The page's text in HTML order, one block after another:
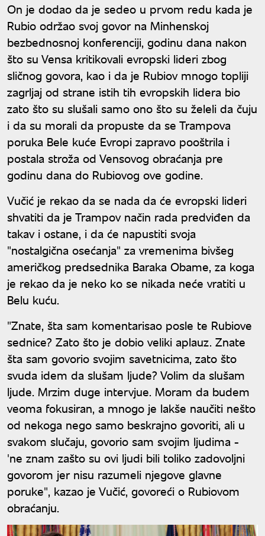
On je dodao da je sedeo u prvom redu kada je
Rubio održao svoj govor na Minhenskoj
bezbednosnoj konferenciji, godinu dana nakon
što su Vensa kritikovali evropski lideri zbog
sličnog govora, kao i da je Rubiov mnogo topliji
zagrljaj od strane istih tih evropskih lidera bio
zato što su slušali samo ono što su želeli da čuju
i da su morali da propuste da se Trampova
poruka Bele kuće Evropi zapravo pooštrila i
postala stroža od Vensovog obraćanja pre
godinu dana do Rubiovog ove godine.
Vučić je rekao da se nada da će evropski lideri
shvatiti da je Trampov način rada predviđen da
takav i ostane, i da će napustiti svoja
"nostalgična osećanja" za vremenima bivšeg
američkog predsednika Baraka Obame, za koga
je rekao da je neko ko se nikada neće vratiti u
Belu kuću.
"Znate, šta sam komentarisao posle te Rubiove
sednice? Zato što je dobio veliki aplauz. Znate
šta sam govorio svojim savetnicima, zato što
svuda idem da slušam ljude? Volim da slušam
ljude. Mrzim duge intervjue. Moram da budem
veoma fokusiran, a mnogo je lakše naučiti nešto
od nekoga nego samo beskrajno govoriti, ali u
svakom slučaju, govorio sam svojim ljudima -
'ne znam zašto su ovi ljudi bili toliko zadovoljni
govorom jer nisu razumeli njegove glavne
poruke", kazao je Vučić, govoreći o Rubiovom
obraćanju.